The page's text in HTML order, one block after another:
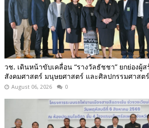
วช. เดินหน้าขับเคลื่อน “รางวัลธัชชา” ยกย่องผู้
สังคมศาสตร์ มนุษยศาสตร์ และศิลปกรรมศาสตร์
August 06, 2026 0